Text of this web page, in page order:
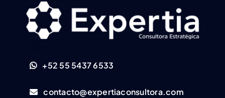
+52 55 5437 6533
contacto@expertiaconsultora.com